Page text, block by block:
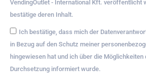
VendingOutlet - International Kft. veröffentlicht
bestätige deren Inhalt.
Ich bestätige, dass mich der
in Bezug auf den Schutz meiner
hingewiesen hat und ich über die
Durchsetzung informiert wurde.